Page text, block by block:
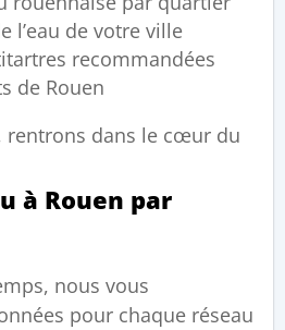
l’eau de votre ville
recommandées
de Rouen
rentrons dans le cœur du
à Rouen par
nous vous
pour chaque réseau